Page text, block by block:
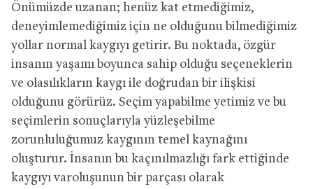
Önümüzde uzanan; henüz kat etmediğimiz,
deneyimlemediğimiz için ne olduğunu bilmediğimiz
yollar normal kaygıyı getirir. Bu noktada, özgür
insanın yaşamı boyunca sahip olduğu seçeneklerin
ve olasılıkların kaygı ile doğrudan bir ilişkisi
olduğunu görürüz. Seçim yapabilme yetimiz ve bu
seçimlerin sonuçlarıyla yüzleşebilme
zorunluluğumuz kaygının temel kaynağını
oluşturur. İnsanın bu kaçınılmazlığı fark ettiğinde
kaygıyı varoluşunun bir parçası olarak